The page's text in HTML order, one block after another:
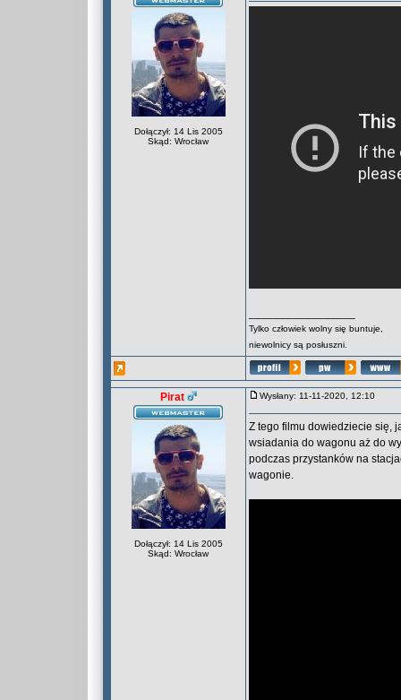
Dołączył: 14 Lis 2005
Skąd: Wrocław
Tylko człowiek wolny się buntuje,
niewolnicy są posłuszni.
Pirat
Dołączył: 14 Lis 2005
Skąd: Wrocław
Wysłany: 11-11-2020, 12:10
Z tego filmu dowiedziecie się,
wsiadania do wagonu aż do
podczas przystanków na
wagonie.